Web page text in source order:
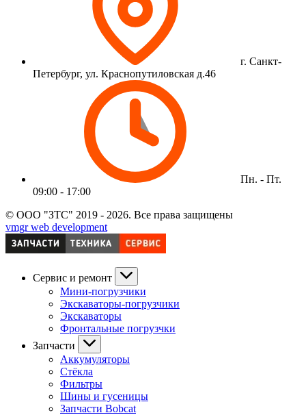
г. Санкт-
Петербург, ул. Краснопутиловская д.46
Пн. - Пт.
09:00 - 17:00
© ООО "ЗТС" 2019 - 2026. Все права защищены
vmgr web development
Сервис и ремонт
Мини-погрузчики
Экскаваторы-погрузчики
Экскаваторы
Фронтальные погрузчки
Запчасти
Аккумуляторы
Стёкла
Фильтры
Шины и гусеницы
Запчасти Bobcat